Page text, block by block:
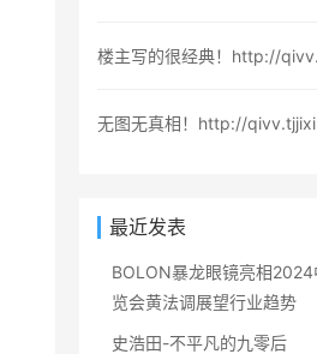
楼主写的很经典！http://
无图无真相！http://
最近发表
BOLON暴龙眼镜亮相
览会黄法调展望行业趋势
史浩田-不平凡的九零后